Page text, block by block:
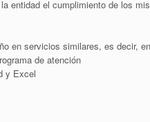
entidad el cumplimiento de los
en servicios similares, es decir,
de atención
y Excel